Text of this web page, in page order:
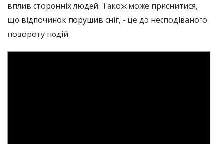
вплив сторонніх людей. Також може приснитися,
що відпочинок порушив сніг, - це до несподіваного
повороту подій.